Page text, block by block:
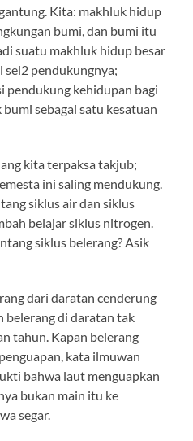
Kita: makhluk hidup
bumi, dan bumi itu
suatu makhluk hidup besar
sel2 pendukungnya;
kehidupan bagi
sebagai satu kesatuan
kita terpaksa takjub;
ini saling mendukung.
siklus air dan siklus
belajar siklus nitrogen.
siklus belerang? Asik
dari daratan cenderung
belerang di daratan tak
tahun. Kapan belerang
kata ilmuwan
bahwa laut menguapkan
bukan main itu ke
segar.